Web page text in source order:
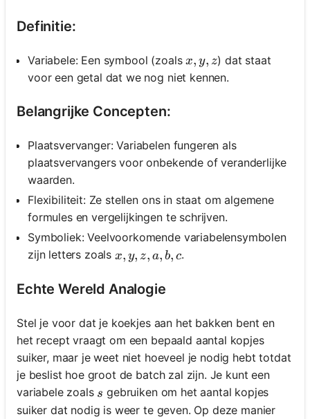
Definitie:
Variabele: Een symbool (zoalsx, y, z
x, y, z) dat staat
voor een getal dat we nog niet kennen.
Belangrijke Concepten:
Plaatsvervanger: Variabelen fungeren als
plaatsvervangers voor onbekende of veranderlijke
waarden.
Flexibiliteit: Ze stellen ons in staat om algemene
formules en vergelijkingen te schrijven.
Symboliek: Veelvoorkomende variabelensymbolen
zijn letters zoals x, y, z, a, b, c
x, y, z, a, b, c.
Echte Wereld Analogie
Stel je voor dat je koekjes aan het bakken bent en
het recept vraagt om een bepaald aantal kopjes
suiker, maar je weet niet hoeveel je nodig hebt totdat
je beslist hoe groot de batch zal zijn. Je kunt een
variabele zoals s
s gebruiken om het aantal kopjes
suiker dat nodig is weer te geven. Op deze manier